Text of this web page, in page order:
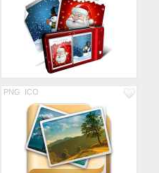
PNG ICO